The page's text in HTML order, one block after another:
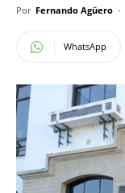
Por Fernando Agüero -
WhatsApp